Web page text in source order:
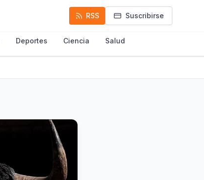
RSS Suscribirse
Deportes Ciencia Salud